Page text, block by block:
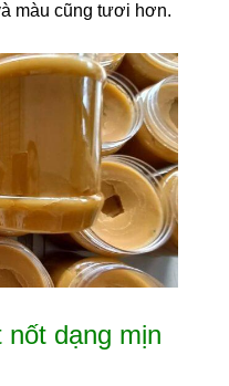
màu cũng tươi hơn.
dạng mịn